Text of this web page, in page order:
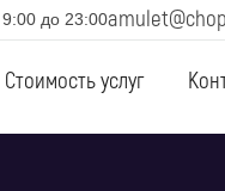
до 23:00
Стоимость услуг